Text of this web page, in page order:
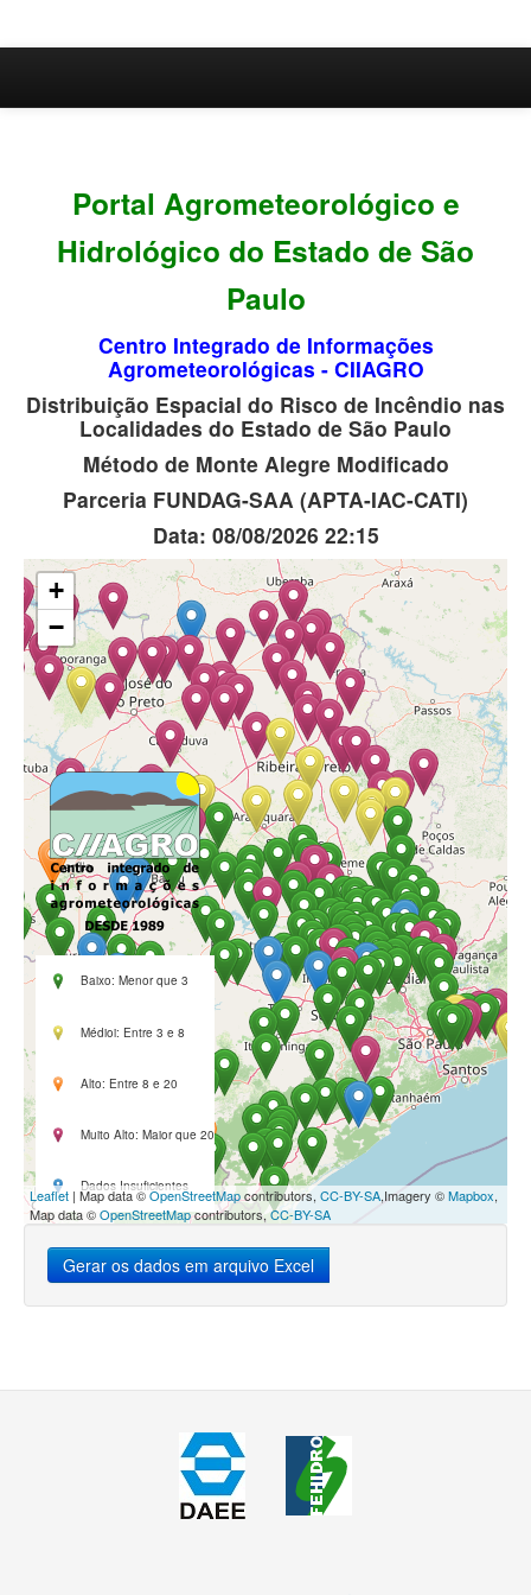
Ferramentas
Portal Agrometeorológico e
Hidrológico do Estado de São
Paulo
Centro Integrado de Informações
Agrometeorológicas - CIIAGRO
Distribuição Espacial do Risco de Incêndio nas
Localidades do Estado de São Paulo
Método de Monte Alegre Modificado
Parceria FUNDAG-SAA (APTA-IAC-CATI)
Data: 08/08/2026 22:15
+
−
Baixo: Menor que 3
Médioi: Entre 3 e 8
Alto: Entre 8 e 20
Muito Alto: Maior que 20
Dados Insuficientes
Leaflet | Map data ©OpenStreetMapcontributors, CC-BY-SA,Imagery ©Mapbox,
Map data ©OpenStreetMapcontributors,CC-BY-SA
Gerar os dados em arquivo Excel